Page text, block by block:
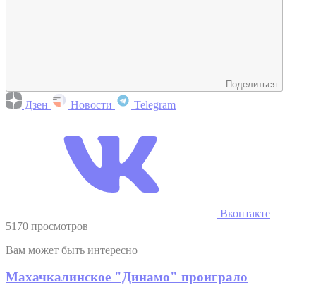
Поделиться
Дзен Новости Telegram
Вконтакте
5170 просмотров
Вам может быть интересно
Махачкалинское "Динамо" проиграло